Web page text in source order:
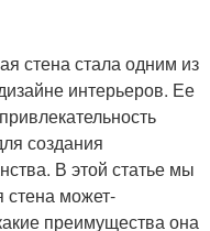
стена стала одним из
интерьеров. Ее
создания
В этой статье мы
стена может-
преимущества она